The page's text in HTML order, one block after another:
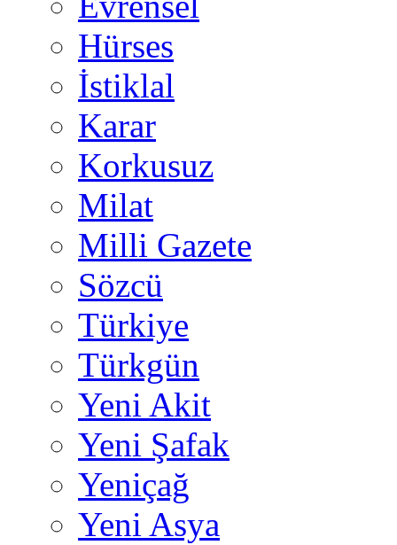
Hürses
İstiklal
Karar
Korkusuz
Milat
Milli Gazete
Sözcü
Türkiye
Türkgün
Yeni Akit
Yeni Şafak
Yeniçağ
Yeni Asya